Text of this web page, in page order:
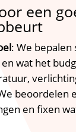
een
: We bepalen
wat het
beoordelen
en fixen